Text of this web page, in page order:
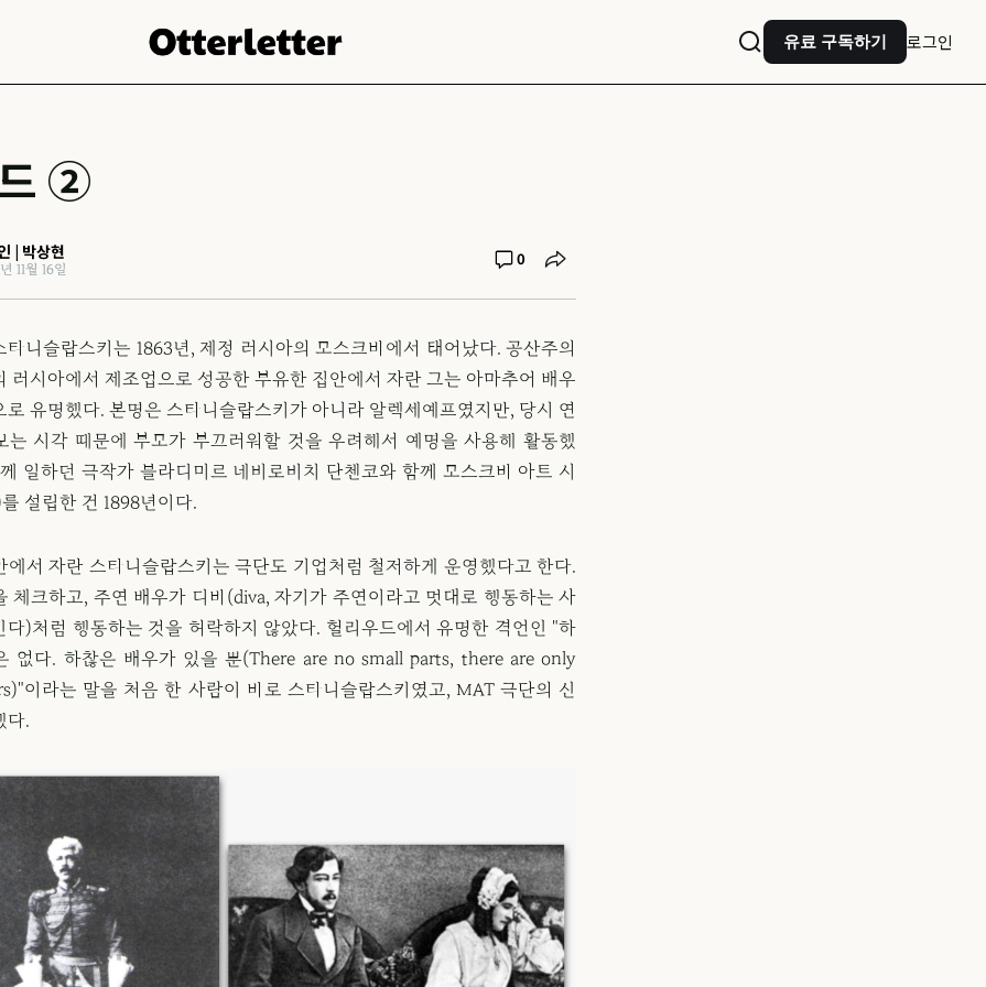
유료 구독하기 로그인
②
| 박상현
11월 16일 0
타니슬랍스키는 1863년, 제정 러시아의 모스크바에서 태어났다. 공산주의
러시아에서 제조업으로 성공한 부유한 집안에서 자란 그는 아마추어 배우
로 유명했다. 본명은 스타니슬랍스키가 아니라 알렉세예프였지만, 당시 연
는 시각 때문에 부모가 부끄러워할 것을 우려해서 예명을 사용해 활동했
일하던 극작가 블라디미르 네비로비치 단첸코와 함께 모스크바 아트 시
설립한 건 1898년이다.
에서 자란 스타니슬랍스키는 극단도 기업처럼 철저하게 운영했다고 한다.
체크하고, 주연 배우가 디바(diva, 자기가 주연이라고 멋대로 행동하는 사
다)처럼 행동하는 것을 허락하지 않았다. 헐리우드에서 유명한 격언인 "하
없다. 하찮은 배우가 있을 뿐(There are no small parts, there are only
이라는 말을 처음 한 사람이 바로 스타니슬랍스키였고, MAT 극단의 신
다.